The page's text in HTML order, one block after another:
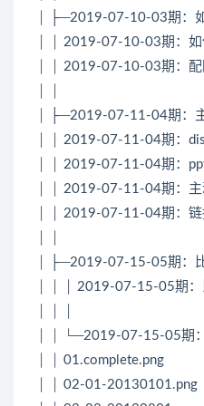
│ ├─2019-07-10-03期：
│ │ 2019-07-10-03期：如
│ │ 2019-07-10-03期：配
│ ├─2019-07-11-04期：
│ │ 2019-07-11-04期：
│ │ 2019-07-11-04期：
│ │ 2019-07-11-04期：主
│ │ 2019-07-11-04期：
│ ├─2019-07-15-05期：
│ │ │ 2019-07-15-05期：
│ │ └─2019-07-15-05期：
│ │ 01.complete.png
│ │ 02-01-20130101.png